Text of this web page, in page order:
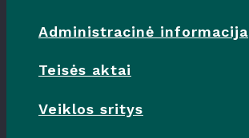
Administracinė informacija
Teisės aktai
Veiklos sritys